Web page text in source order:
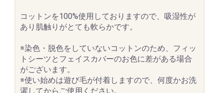
コットンを100%使用しておりますので、吸湿性が
あり肌触りがとても軟らかです。
※染色・脱色をしていないコットンのため、フィッ
トシーツとフェイスカバーのお色に差がある場合
がございます。
※使い始めは遊び毛が付着しますので、何度かお洗
濯してからご使用ください。